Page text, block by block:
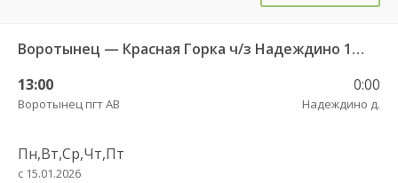
Воротынец — Красная Горка ч/з Надеждино 103
13:00
Воротынец пгт АВ
0:00
Надеждино д.
Пн,Вт,Ср,Чт,Пт
с 15.01.2026